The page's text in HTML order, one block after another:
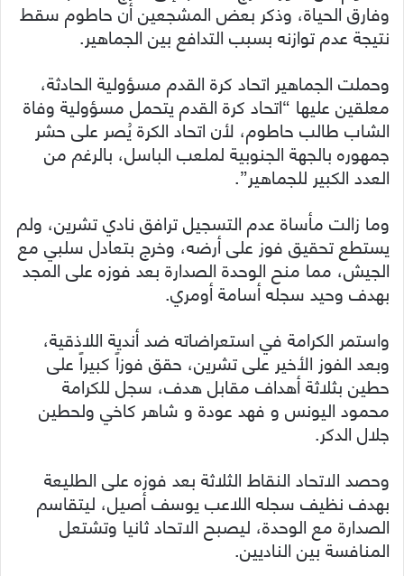
وفارق الحياة، وذكر بعض المشجعين أن حاطوم سقط
نتيجة عدم توازنه بسبب التدافع بين الجماهير.
وحملت الجماهير اتحاد كرة القدم مسؤولية الحادثة،
معلقين عليها “اتحاد كرة القدم يتحمل مسؤولية وفاة
الشاب طالب حاطوم، لأن اتحاد الكرة يُصر على حشر
جمهوره بالجهة الجنوبية لملعب الباسل، بالرغم من
العدد الكبير للجماهير”.
وما زالت مأساة عدم التسجيل ترافق نادي تشرين، ولم
يستطع تحقيق فوز على أرضه، وخرج بتعادل سلبي مع
الجيش، مما منح الوحدة الصدارة بعد فوزه على المجد
بهدف وحيد سجله أسامة أومري.
واستمر الكرامة في استعراضاته ضد أندية اللاذقية،
وبعد الفوز الأخير على تشرين، حقق فوزاً كبيراً على
حطين بثلاثة أهداف مقابل هدف، سجل للكرامة
محمود اليونس و فهد عودة و شاهر كاخي ولحطين
جلال الدكر.
وحصد الاتحاد النقاط الثلاثة بعد فوزه على الطليعة
بهدف نظيف سجله اللاعب يوسف أصيل، ليتقاسم
الصدارة مع الوحدة، ليصبح الاتحاد ثانيا وتشتعل
المنافسة بين الناديين.